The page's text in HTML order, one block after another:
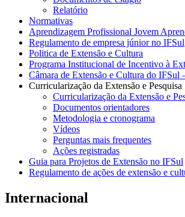
Relatório
Normativas
Aprendizagem Profissional Jovem
Regulamento de empresa júnior no IFSul
Politica de Extensão e Cultura
Programa Institucional de Incentivo à
Câmara de Extensão e Cultura do
Curricularização da Extensão e Pesquisa
Curricularização da Extensão e
Documentos orientadores
Metodologia e cronograma
Vídeos
Perguntas mais frequentes
Ações registradas
Guia para Projetos de Extensão no IFSul
Regulamento de ações de extensão e
Internacional